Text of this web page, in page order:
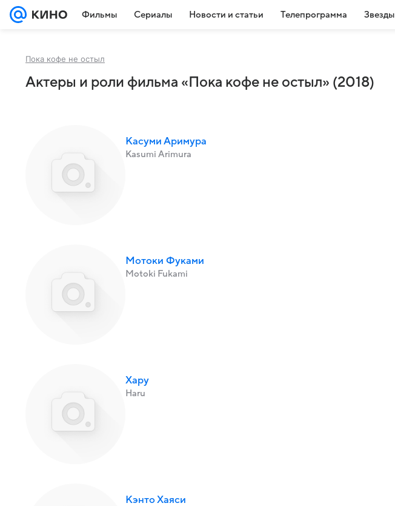
Фильмы Сериалы Новости и статьи Телепрограмма Звезды
Пока кофе не остыл
Актеры и роли фильма «Пока кофе не остыл» (2018)
Касуми Аримура
Kasumi Arimura
Мотоки Фуками
Motoki Fukami
Хару
Haru
Кэнто Хаяси